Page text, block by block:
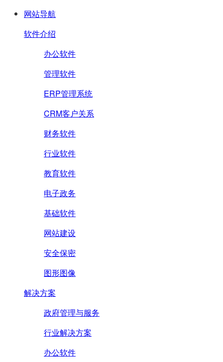
网站导航
软件介绍
办公软件
管理软件
ERP管理系统
CRM客户关系
财务软件
行业软件
教育软件
电子政务
基础软件
网站建设
安全保密
图形图像
解决方案
政府管理与服务
行业解决方案
办公软件